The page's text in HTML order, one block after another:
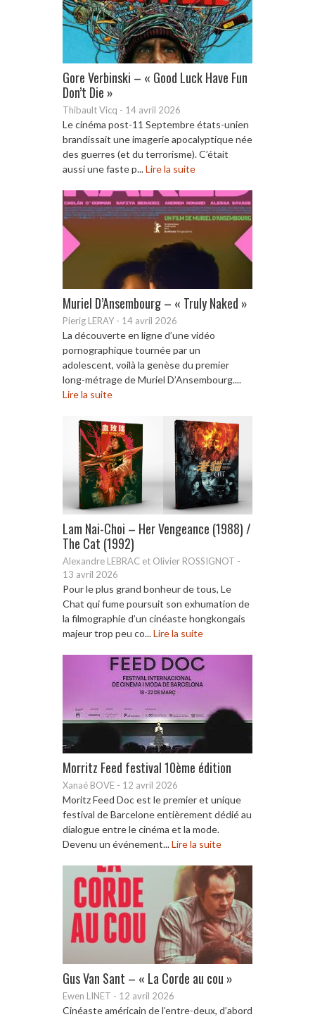
Gore Verbinski – « Good Luck Have Fun
Don’t Die »
Thibault Vicq - 14 avril 2026
Le cinéma post-11 Septembre états-unien
brandissait une imagerie apocalyptique née
des guerres (et du terrorisme). C’était
aussi une faste p...Lire la suite
Muriel D’Ansembourg – « Truly Naked »
Pierig LERAY - 14 avril 2026
La découverte en ligne d’une vidéo
pornographique tournée par un
adolescent, voilà la genèse du premier
long-métrage de Muriel D’Ansembourg....
Lire la suite
Lam Nai-Choi – Her Vengeance (1988) /
The Cat (1992)
Alexandre LEBRAC et Olivier ROSSIGNOT -
13 avril 2026
Pour le plus grand bonheur de tous, Le
Chat qui fume poursuit son exhumation de
la filmographie d’un cinéaste hongkongais
majeur trop peu co...Lire la suite
Morritz Feed festival 10ème édition
Xanaé BOVE - 12 avril 2026
Moritz Feed Doc est le premier et unique
festival de Barcelone entièrement dédié au
dialogue entre le cinéma et la mode.
Devenu un événement...Lire la suite
Gus Van Sant – « La Corde au cou »
Ewen LINET - 12 avril 2026
Cinéaste américain de l’entre-deux, d’abord